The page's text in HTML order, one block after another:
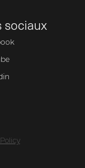
sociaux